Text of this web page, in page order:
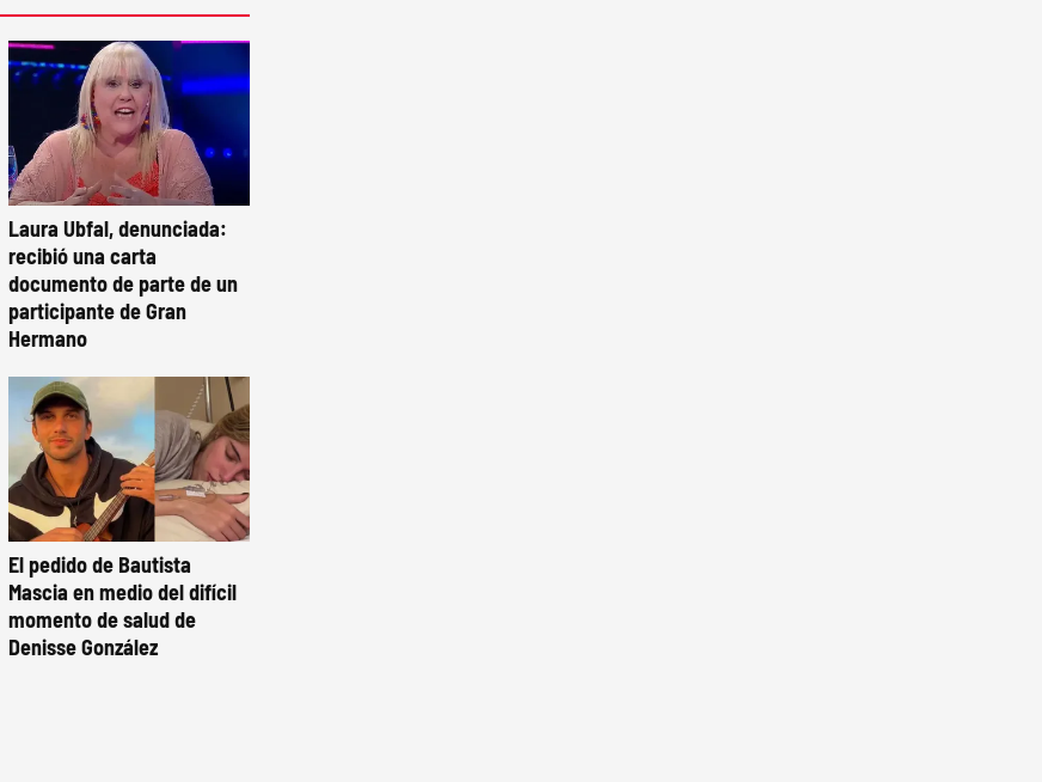
Laura Ubfal, denunciada:
recibió una carta
documento de parte de un
participante de Gran
Hermano
El pedido de Bautista
Mascia en medio del difícil
momento de salud de
Denisse González